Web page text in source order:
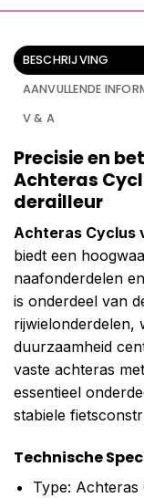
BESCHRIJVING
AANVULLENDE
V & A
Precisie en
Achteras
derailleur
Achteras Cyclus
biedt een
naafonderdelen
is onderdeel van
rijwielonderdelen,
duurzaamheid
vaste achteras
essentieel
stabiele
Technische
Type: